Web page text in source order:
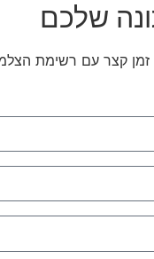
שלכם
זמן קצר עם רשימת